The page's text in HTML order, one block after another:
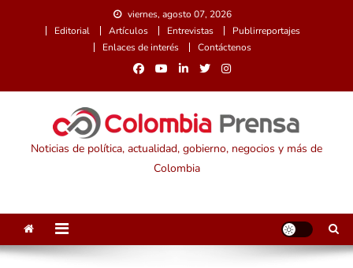
viernes, agosto 07, 2026
Editorial
Artículos Entrevistas
Publirreportajes
Enlaces de interés
Contáctenos
Noticias de política, actualidad, gobierno, negocios y más de
Colombia